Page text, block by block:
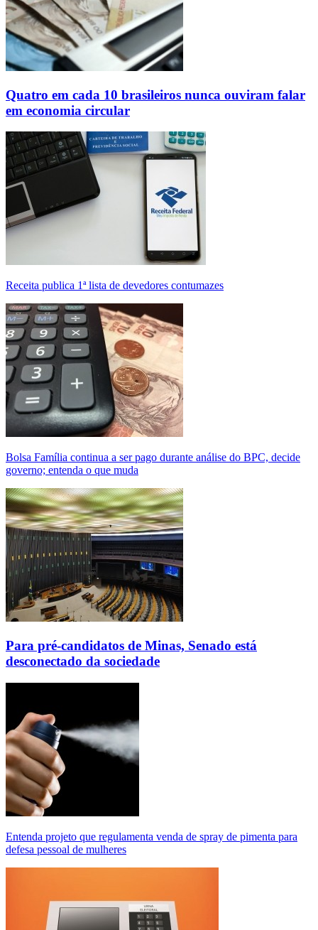
Quatro em cada 10 brasileiros nunca ouviram falar
em economia circular
Receita publica 1ª lista de devedores contumazes
Bolsa Família continua a ser pago durante análise do BPC, decide
governo; entenda o que muda
Para pré-candidatos de Minas, Senado está
desconectado da sociedade
Entenda projeto que regulamenta venda de spray de pimenta para
defesa pessoal de mulheres